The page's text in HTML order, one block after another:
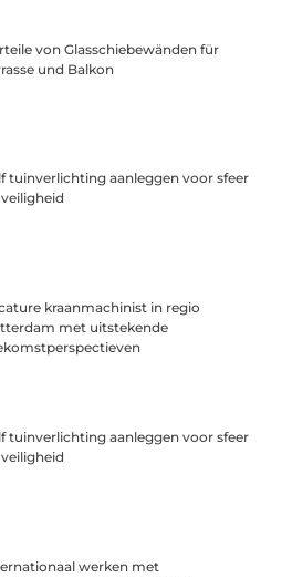
von Glasschiebewänden für
und Balkon
tuinverlichting aanleggen voor sfeer
kraanmachinist in regio
met uitstekende
tuinverlichting aanleggen voor sfeer
werken met